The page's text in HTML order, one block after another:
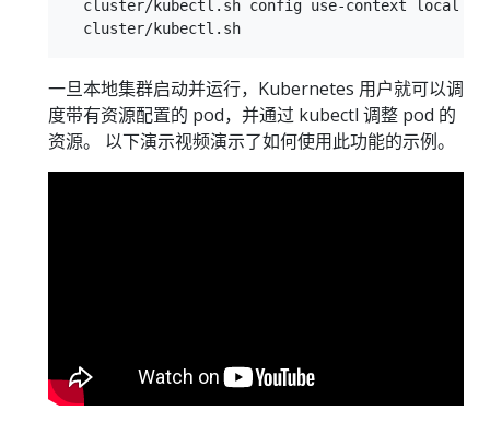
  cluster/kubectl.sh config use-context local
一旦本地集群启动并运行，Kubernetes 用户就可以调
度带有资源配置的 pod，并通过 kubectl 调整 pod 的
资源。 以下演示视频演示了如何使用此功能的示例。